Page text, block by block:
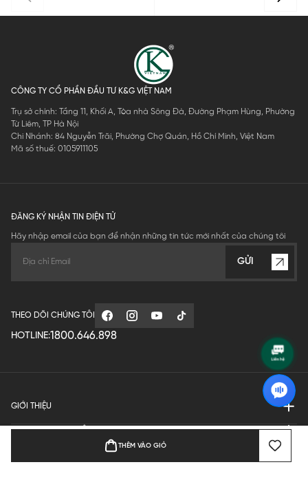
THÊM VÀO GIỎ
CÔNG TY CỔ PHẦN ĐẦU TƯ K&G VIỆT NAM
Trụ sở chính: Tầng 11, Khối A, Tòa nhà Sông Đà, Đường Phạm Hùng, Phường
Từ Liêm, TP Hà Nội
Chi Nhánh: 84 Nguyễn Trãi, Phường Chợ Quán, Hồ Chí Minh, Việt Nam
Mã số thuế: 0105911105
ĐĂNG KÝ NHẬN TIN ĐIỆN TỬ
Hãy nhập email của bạn để nhận những tin tức mới nhất của chúng tôi
GỬI
THEO DÕI CHÚNG TÔI
HOTLINE:1800.646.898
GIỚI THIỆU
QUY ĐỊNH HOẠT ĐỘNG